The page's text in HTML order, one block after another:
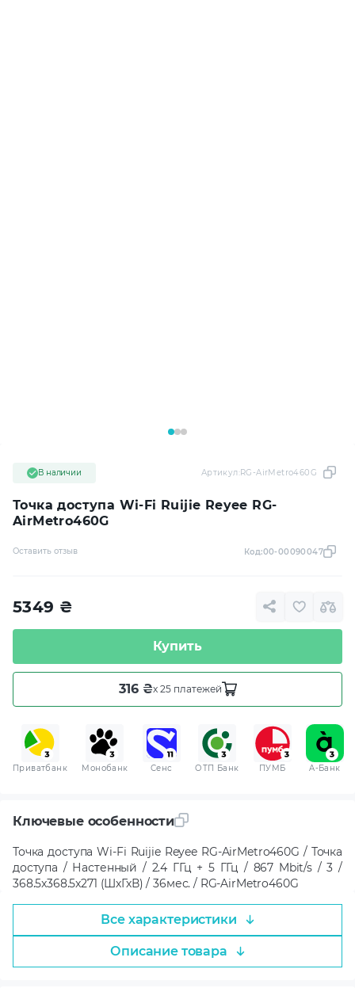
Точка доступа Wi-Fi Ruijie Reyee RG-
AirMetro460G
В наличии Артикул:RG-AirMetro460G
Оставить отзыв Код:00-00090047
5349 ₴
Купить
316 ₴x 25 платежей
Приватбанк Монобанк Сенс ОТП Банк ПУМБ A-Банк
Ключевые особенности
Точка доступа Wi-Fi Ruijie Reyee RG-AirMetro460G / Точка
доступа / Настенный / 2.4 ГГц + 5 ГГц / 867 Mbit/s / 3 /
368.5x368.5x271 (ШхГхВ) / 36мес. / RG-AirMetro460G
Все характеристики
Описание товара